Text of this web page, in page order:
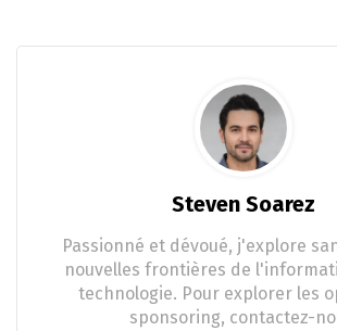
Steven Soarez
Passionné et dévoué, j'explore
nouvelles frontières de
technologie. Pour explorer les
sponsoring, contactez-